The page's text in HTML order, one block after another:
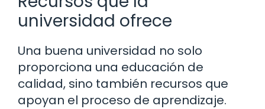
universidad ofrece
Una buena universidad no solo
proporciona una educación de
calidad, sino también recursos que
apoyan el proceso de aprendizaje.